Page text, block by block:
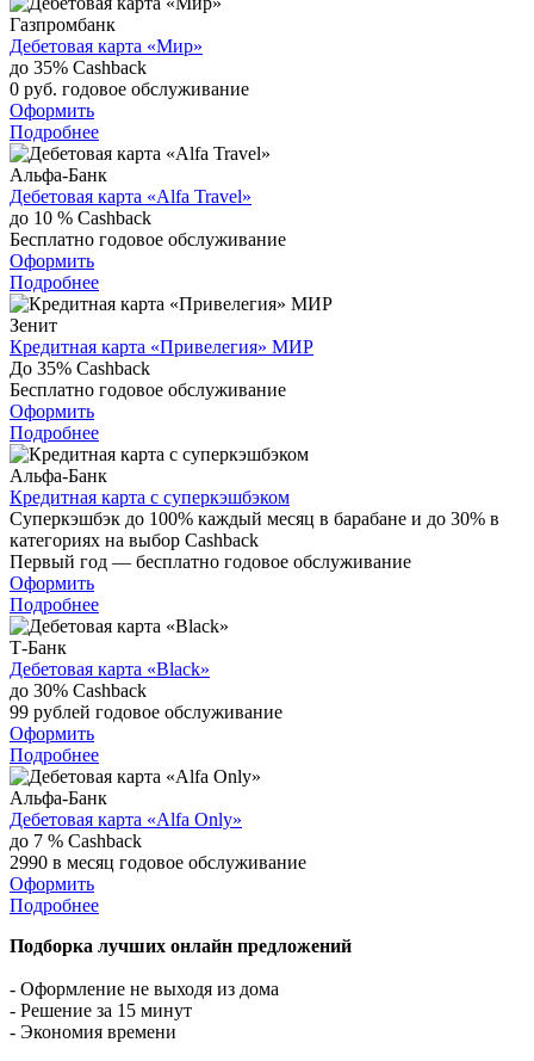
Газпромбанк
Дебетовая карта «Мир»
до 35% Cashback
0 руб. годовое обслуживание
Оформить
Подробнее
Альфа-Банк
Дебетовая карта «Alfa Travel»
до 10 % Cashback
Бесплатно годовое обслуживание
Оформить
Подробнее
Зенит
Кредитная карта «Привелегия» МИР
До 35% Cashback
Бесплатно годовое обслуживание
Оформить
Подробнее
Альфа-Банк
Кредитная карта с суперкэшбэком
Суперкэшбэк до 100% каждый месяц в барабане и до 30% в
категориях на выбор Cashback
Первый год — бесплатно годовое обслуживание
Оформить
Подробнее
Т-Банк
Дебетовая карта «Black»
до 30% Cashback
99 рублей годовое обслуживание
Оформить
Подробнее
Альфа-Банк
Дебетовая карта «Alfa Only»
до 7 % Cashback
2990 в месяц годовое обслуживание
Оформить
Подробнее
Подборка лучших онлайн предложений
- Оформление не выходя из дома
- Решение за 15 минут
- Экономия времени